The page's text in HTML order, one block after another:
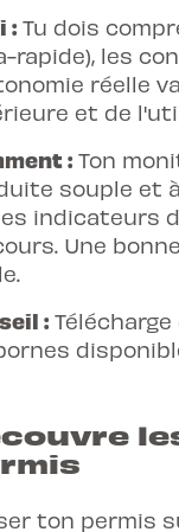
: Tu dois
rapide), les
réelle
et de
: Ton
souple et
indicateurs
Une
:
ton permis